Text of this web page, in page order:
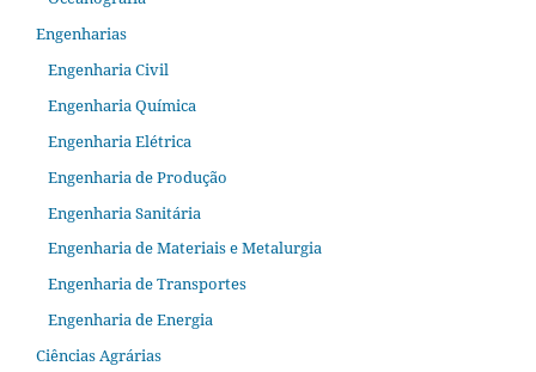
Engenharias
Engenharia Civil
Engenharia Química
Engenharia Elétrica
Engenharia de Produção
Engenharia Sanitária
Engenharia de Materiais e Metalurgia
Engenharia de Transportes
Engenharia de Energia
Ciências Agrárias